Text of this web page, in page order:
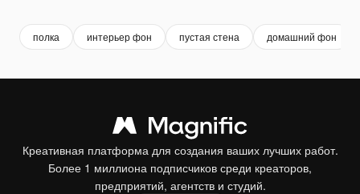
полка интерьер фон пустая стена домашний фон
Креативная платформа для создания ваших лучших работ.
Более 1 миллиона подписчиков среди креаторов,
предприятий, агентств и студий.